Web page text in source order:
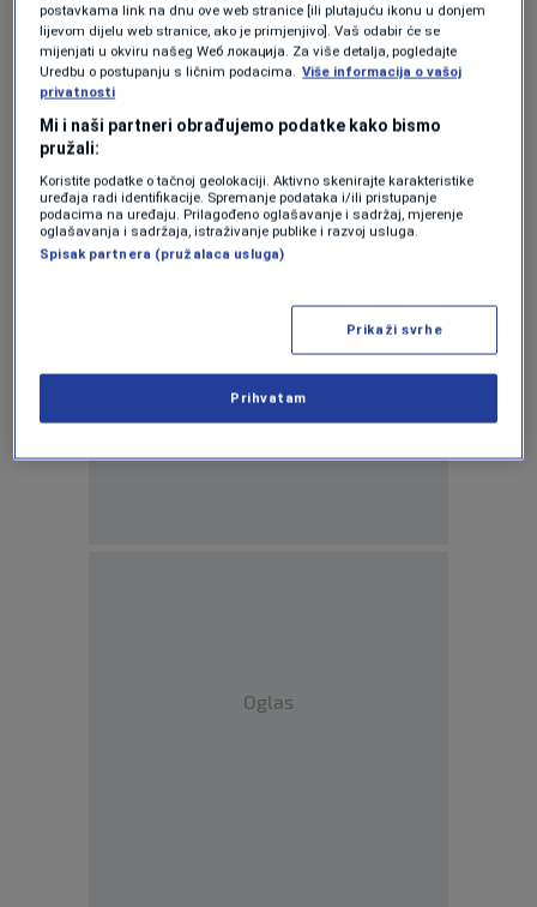
U Doboju otvoreno 31 biralište, prijavljen
problem sa posmatračem na jednom
biračkom mjestu
CIK-a
VIJESTI|12. okt.| 0
Oglas
Oglas
postavkama link na dnu ove web stranice [ili plutajuću ikonu u donjem
lijevom dijelu web stranice, ako je primjenjivo]. Vaš odabir će se
mijenjati u okviru našeg Wеб локација. Za više detalja, pogledajte
Uredbu o postupanju s ličnim podacima. Više informacija o vašoj
privatnosti
Mi i naši partneri obrađujemo podatke kako bismo
pružali:
Koristite podatke o tačnoj geolokaciji. Aktivno skenirajte karakteristike
uređaja radi identifikacije. Spremanje podataka i/ili pristupanje
podacima na uređaju. Prilagođeno oglašavanje i sadržaj, mjerenje
oglašavanja i sadržaja, istraživanje publike i razvoj usluga.
Spisak partnera (pružalaca usluga)
Prikaži svrhe
Prihvatam